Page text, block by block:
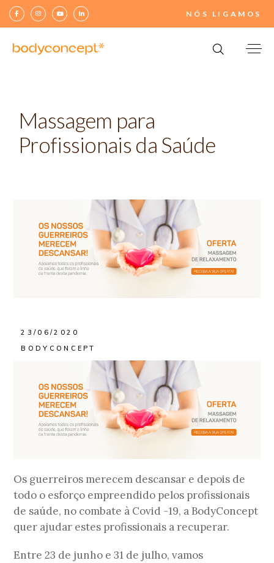
NÓS LIGAMOS
Massagem para
Profissionais da Saúde
23/06/2020
BODYCONCEPT
Os guerreiros merecem descansar e depois de
todo o esforço empreendido pelos profissionais
de saúde, no combate à Covid -19, a BodyConcept
quer ajudar estes profissionais a recuperar.
Entre 23 de junho e 31 de julho, vamos